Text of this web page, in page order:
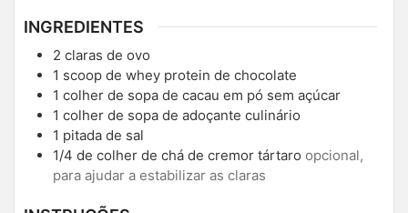
INGREDIENTES
2 claras de ovo
1 scoop de whey protein de chocolate
1 colher de sopa de cacau em pó sem açúcar
1 colher de sopa de adoçante culinário
1 pitada de sal
1/4 de colher de chá de cremor tártaro opcional,
para ajudar a estabilizar as claras